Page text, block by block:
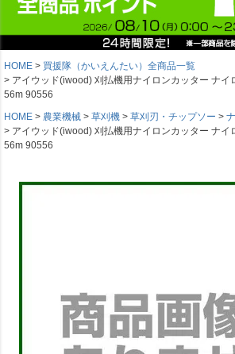
HOME
買援隊（かいえんたい）全商品一覧
アイウッド(iwood) 刈払機用ナイロンカッター ナイ
56m 90556
HOME
農業機械 草刈機 草刈刃・チップソー
アイウッド(iwood) 刈払機用ナイロンカッター ナイ
56m 90556